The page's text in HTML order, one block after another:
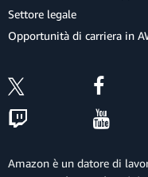
Settore legale
Opportunità di carriera in
Amazon è un datore di